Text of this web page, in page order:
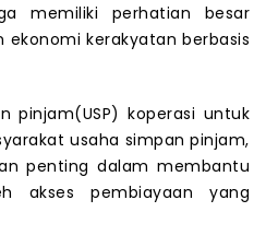
memiliki perhatian besar
kerakyatan berbasis
pinjam(USP) koperasi untuk
usaha simpan pinjam,
penting dalam membantu
akses pembiayaan yang